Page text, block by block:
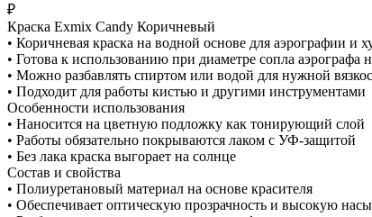
₽
Краска Exmix Candy Коричневый
• Коричневая краска на водной основе для аэрографии и
• Готова к использованию при диаметре сопла аэрографа
• Можно разбавлять спиртом или водой для нужной
• Подходит для работы кистью и другими инструментами
Особенности использования
• Наносится на цветную подложку как тонирующий слой
• Работы обязательно покрываются лаком с УФ-защитой
• Без лака краска выгорает на солнце
Состав и свойства
• Полиуретановый материал на основе красителя
• Обеспечивает оптическую прозрачность и высокую